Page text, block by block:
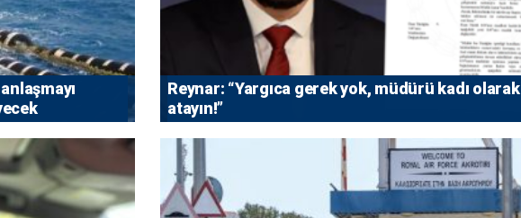
Reynar: “Yargıca gerek yok, müdürü kadı olarak
atayın!”